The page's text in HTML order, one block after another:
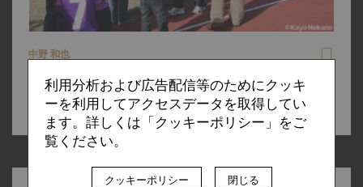
中野 和也
広島、3バックの伝統。ミシャ式の可変［3-4-2-1］とスキ
ッベの哲学における共通点と相違点
利用分析および広告配信等のためにクッキ
ーを利用してアクセスデータを取得してい
ます。詳しくは「クッキーポリシー」をご
覧ください。
クッキーポリシー 閉じる